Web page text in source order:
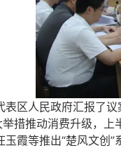
表区人民政府汇报了
举措推动消费升级，
霞等推出“楚风文创